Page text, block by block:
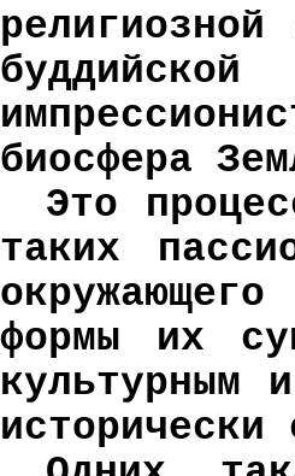
биосфера
Это
таких
формы их
культурным
исторически